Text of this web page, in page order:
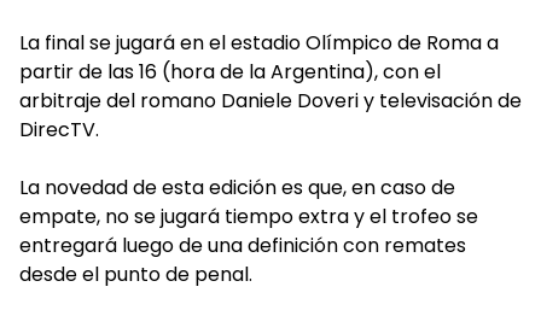
La final se jugará en el estadio Olímpico de Roma a
partir de las 16 (hora de la Argentina), con el
arbitraje del romano Daniele Doveri y televisación de
DirecTV.
La novedad de esta edición es que, en caso de
empate, no se jugará tiempo extra y el trofeo se
entregará luego de una definición con remates
desde el punto de penal.